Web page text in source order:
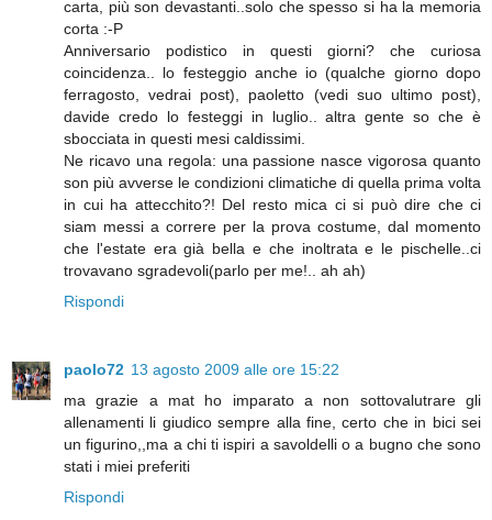
carta, più son devastanti..solo che spesso si ha la memoria
corta :-P
Anniversario podistico in questi giorni? che curiosa
coincidenza.. lo festeggio anche io (qualche giorno dopo
ferragosto, vedrai post), paoletto (vedi suo ultimo post),
davide credo lo festeggi in luglio.. altra gente so che è
sbocciata in questi mesi caldissimi.
Ne ricavo una regola: una passione nasce vigorosa quanto
son più avverse le condizioni climatiche di quella prima volta
in cui ha attecchito?! Del resto mica ci si può dire che ci
siam messi a correre per la prova costume, dal momento
che l'estate era già bella e che inoltrata e le pischelle..ci
trovavano sgradevoli(parlo per me!.. ah ah)
Rispondi
paolo72 13 agosto 2009 alle ore 15:22
ma grazie a mat ho imparato a non sottovalutrare gli
allenamenti li giudico sempre alla fine, certo che in bici sei
un figurino,,ma a chi ti ispiri a savoldelli o a bugno che sono
stati i miei preferiti
Rispondi